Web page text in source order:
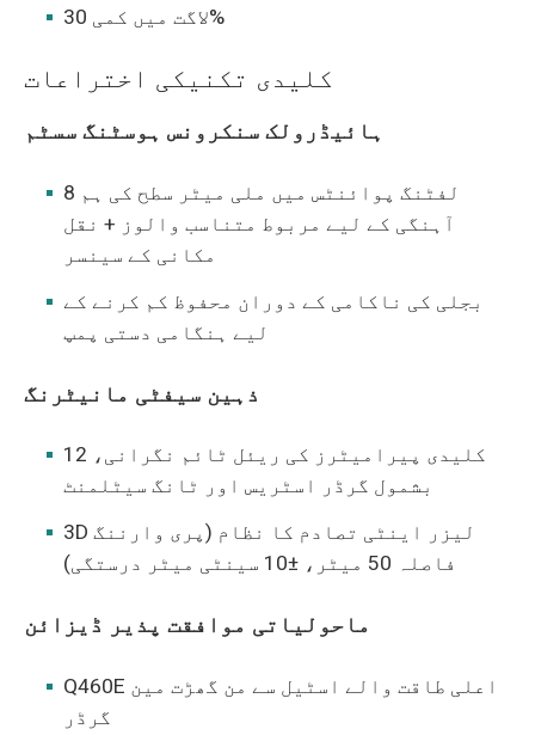
لاگت میں کمی 30%
کلیدی تکنیکی اختراعات
ہائیڈرولک سنکرونس ہوسٹنگ سسٹم
8 لفٹنگ پوائنٹس میں ملی میٹر سطح کی ہم
آہنگی کے لیے مربوط متناسب والوز + نقل
مکانی کے سینسر
بجلی کی ناکامی کے دوران محفوظ کم کرنے کے
لیے ہنگامی دستی پمپ
ذہین سیفٹی مانیٹرنگ
12 کلیدی پیرامیٹرز کی ریئل ٹائم نگرانی،
بشمول گرڈر اسٹریس اور ٹانگ سیٹلمنٹ
3D لیزر اینٹی تصادم کا نظام (پری وارننگ
فاصلہ 50 میٹر، ±10 سینٹی میٹر درستگی)
ماحولیاتی موافقت پذیر ڈیزائن
Q460E اعلی طاقت والے اسٹیل سے من گھڑت مین
گرڈر